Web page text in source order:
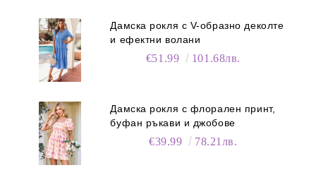
Дамска рокля с V-образно деколте
и ефектни волани
€51.99 101.68лв.
Дамска рокля с флорален принт,
буфан ръкави и джобове
€39.99 78.21лв.